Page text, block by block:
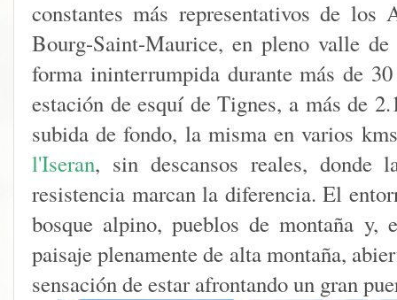
constantes más representativos de los
Bourg-Saint-Maurice, en pleno valle
forma ininterrumpida durante más de
estación de esquí de Tignes, a más de
subida de fondo, la misma en varios
l'Iseran, sin descansos reales, donde
resistencia marcan la diferencia. El
bosque alpino, pueblos de montaña
paisaje plenamente de alta montaña,
sensación de estar afrontando un gran